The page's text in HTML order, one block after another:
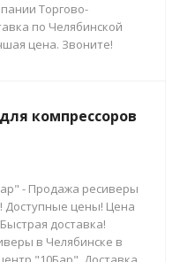
Торгово-
по Челябинской
цена. Звоните!
компрессоров
- Продажа ресиверы
Доступные цены! Цена
доставка!
в Челябинске в